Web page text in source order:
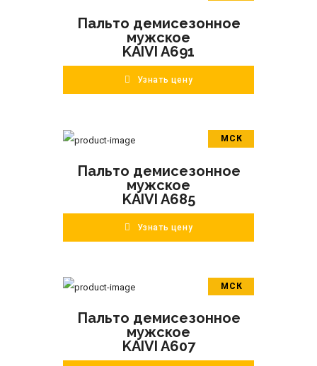
ПОДРОБНЕЕ
Пальто демисезонное
мужское
KAIVI A691
Узнать цену
МСК
ПОДРОБНЕЕ
Пальто демисезонное
мужское
KAIVI A685
Узнать цену
МСК
ПОДРОБНЕЕ
Пальто демисезонное
мужское
KAIVI A607